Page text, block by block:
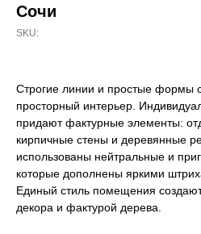
Сочи
SKU:
Строгие линии и простые формы
просторный интерьер.
придают фактурные элементы:
кирпичные стены и деревянные
использованы нейтральные и
которые дополнены яркими
Единый стиль помещения
декора и фактурой дерева.